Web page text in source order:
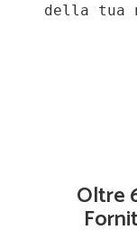
della tua
Oltre